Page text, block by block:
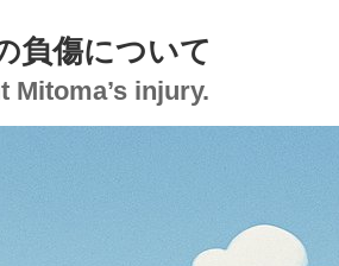
負傷について
Mitoma’s injury.